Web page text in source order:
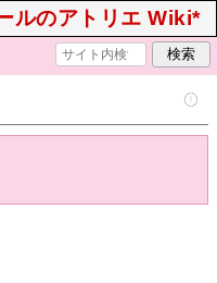
ルのアトリエ Wiki*